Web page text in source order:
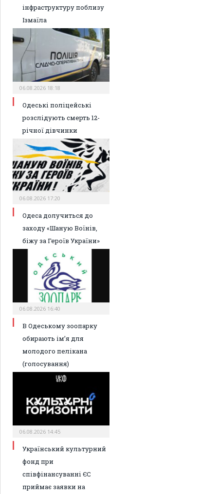
інфраструктуру поблизу
Ізмаїла
06.08.2026 18:18
Одеські поліцейські
розслідують смерть 12-
річної дівчинки
06.08.2026 17:20
Одеса долучиться до
заходу «Шаную Воїнів,
біжу за Героїв України»
06.08.2026 16:40
В Одеському зоопарку
обирають ім’я для
молодого пелікана
(голосування)
06.08.2026 14:45
Український культурний
фонд при
співфінансуванні ЄС
приймає заявки на